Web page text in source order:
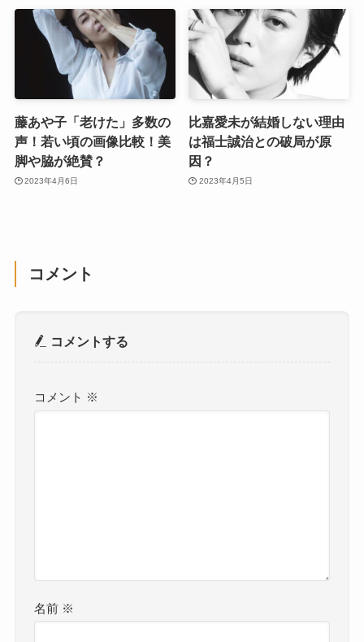
藤あや子「老けた」多数の
声！若い頃の画像比較！美
脚や脇が絶賛？
2023年4月6日
比嘉愛未が結婚しない理由
は福士誠治との破局が原
因？
2023年4月5日
コメント
コメントする
コメント ※
名前 ※